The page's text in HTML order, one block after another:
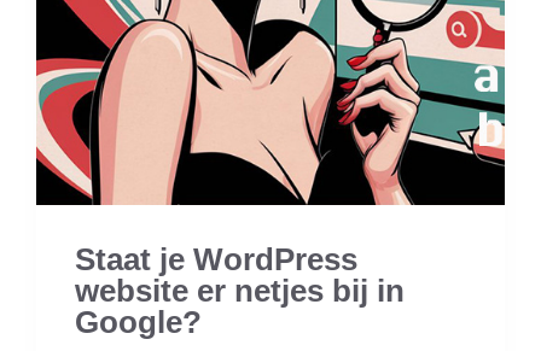
Staat je WordPress
website er netjes bij in
Google?